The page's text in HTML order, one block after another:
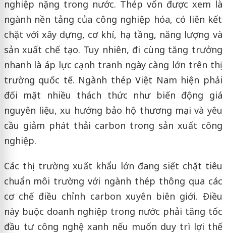
nghiệp nặng trong nước. Thép vốn được xem là
ngành nền tảng của công nghiệp hóa, có liên kết
chặt với xây dựng, cơ khí, hạ tầng, năng lượng và
sản xuất chế tạo. Tuy nhiên, đi cùng tăng trưởng
nhanh là áp lực cạnh tranh ngày càng lớn trên thị
trường quốc tế. Ngành thép Việt Nam hiện phải
đối mặt nhiều thách thức như biến động giá
nguyên liệu, xu hướng bảo hộ thương mại và yêu
cầu giảm phát thải carbon trong sản xuất công
nghiệp.
Các thị trường xuất khẩu lớn đang siết chặt tiêu
chuẩn môi trường với ngành thép thông qua các
cơ chế điều chỉnh carbon xuyên biên giới. Điều
này buộc doanh nghiệp trong nước phải tăng tốc
đầu tư công nghệ xanh nếu muốn duy trì lợi thế